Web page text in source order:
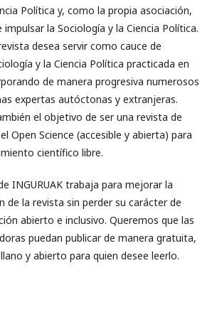
Política y, como la propia asociación,
la Sociología y la Ciencia Política.
desea servir como cauce de
y la Ciencia Política practicada en
de manera progresiva numerosos
expertas autóctonas y extranjeras.
el objetivo de ser una revista de
Open Science (accesible y abierta) para
científico libre.
INGURUAK trabaja para mejorar la
de la revista sin perder su carácter de
abierto e inclusivo. Queremos que las
puedan publicar de manera gratuita,
y abierto para quien desee leerlo.